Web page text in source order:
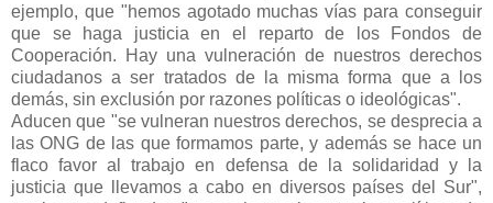
ejemplo, que "hemos agotado muchas vías para conseguir
que se haga justicia en el reparto de los Fondos de
Cooperación. Hay una vulneración de nuestros derechos
ciudadanos a ser tratados de la misma forma que a los
demás, sin exclusión por razones políticas o ideológicas".
Aducen que "se vulneran nuestros derechos, se desprecia a
las ONG de las que formamos parte, y además se hace un
flaco favor al trabajo en defensa de la solidaridad y la
justicia que llevamos a cabo en diversos países del Sur",